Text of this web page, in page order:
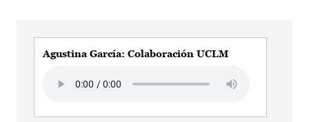
Agustina García: Colaboración UCLM